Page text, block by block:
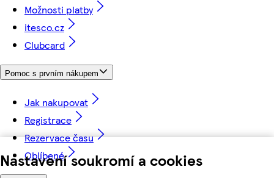
Nastavení soukromí a cookies
Možnosti platby
itesco.cz
Clubcard
Pomoc s prvním nákupem
Jak nakupovat
Registrace
Rezervace času
Oblíbené